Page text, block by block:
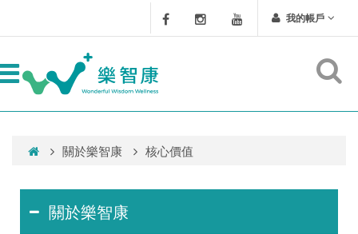
我的帳戶
關於樂智康 核心價值
關於樂智康